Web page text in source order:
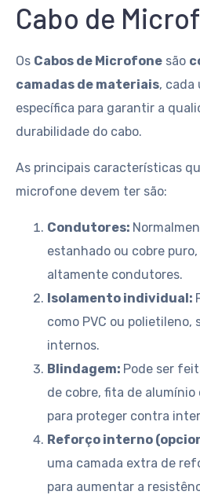
Cabo de
Os Cabos de Microfone são
camadas de materiais, cada
específica para garantir a
durabilidade do cabo.
As principais características
microfone devem ter são:
Condutores:
estanhado ou cobre
altamente condutores.
Isolamento individual:
como PVC ou polietileno,
internos.
Blindagem: Pode ser
de cobre, fita de alumínio
para proteger contra
Reforço interno
uma camada extra de
para aumentar a